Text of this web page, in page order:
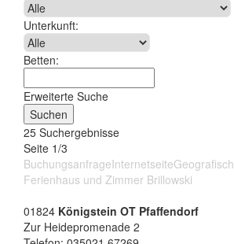
Unterkunft:
Betten:
Erweiterte Suche
25 Suchergebnisse
Seite 1/3
BuchungsanfrageInternetseite
Ferienhaus und Zimmer Brillowski
01824 Königstein OT Pfaffendorf
Zur Heidepromenade 2